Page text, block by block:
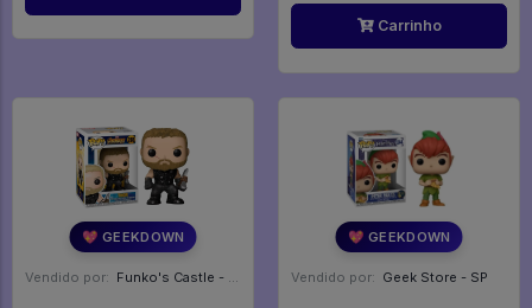
Carrinho
💖 GEEKDOWN
Vendido por: Funko's Castle - SP
💖 GEEKDOWN
Vendido por: Geek Store - SP